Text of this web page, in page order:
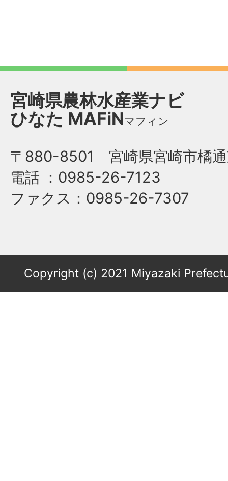
宮崎県農林水産業ナビ
ひなた MAFiNマフィン
〒880-8501 宮崎県宮崎市橘通
電話 ：0985-26-7123
ファクス ：0985-26-7307
Copyright (c) 2021 Miyazaki